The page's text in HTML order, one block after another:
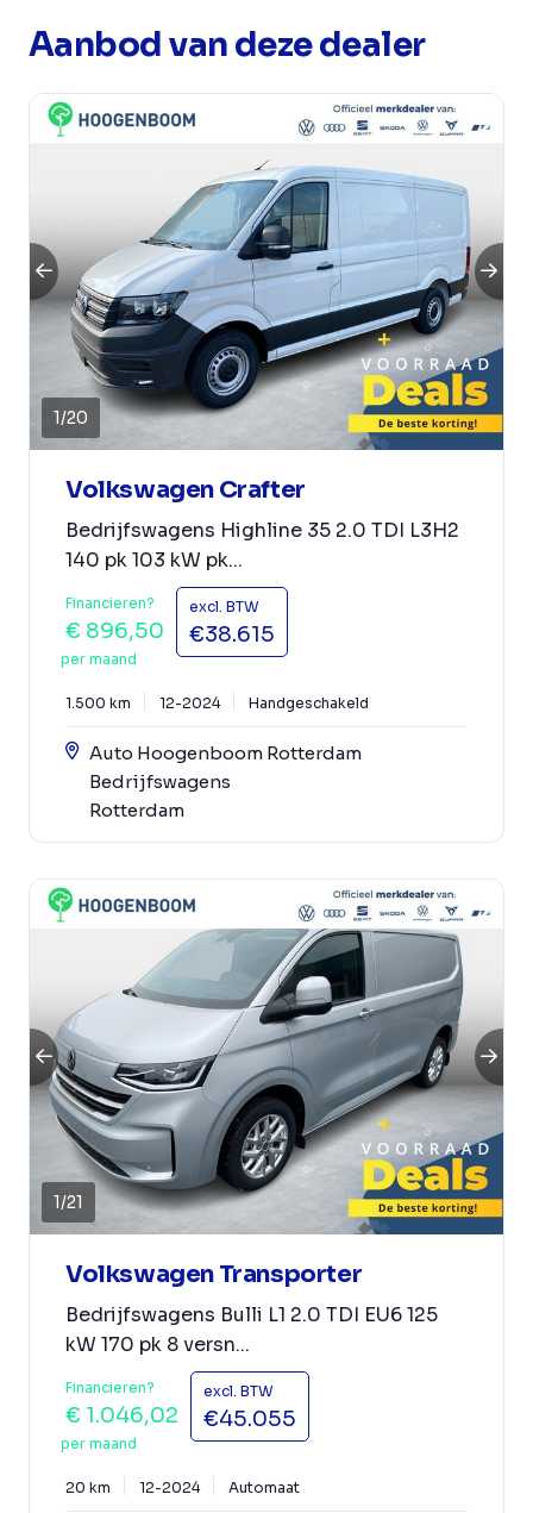
Aanbod van deze dealer
1/20
Volkswagen Crafter
Bedrijfswagens Highline 35 2.0 TDI L3H2
140 pk 103 kW pk...
Financieren?
€ 896,50
per maand
excl. BTW
€38.615
1.500 km 12-2024 Handgeschakeld
Auto Hoogenboom Rotterdam
Bedrijfswagens
Rotterdam
1/21
Volkswagen Transporter
Bedrijfswagens Bulli L1 2.0 TDI EU6 125
kW 170 pk 8 versn...
Financieren?
€ 1.046,02
per maand
excl. BTW
€45.055
20 km 12-2024 Automaat